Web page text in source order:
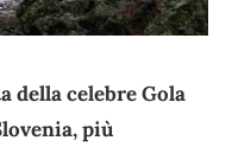
della celebre Gola
più